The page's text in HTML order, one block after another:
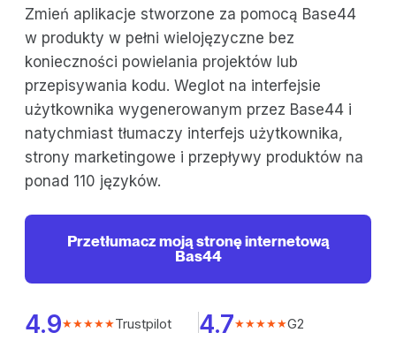
Zmień aplikacje stworzone za pomocą Base44
w produkty w pełni wielojęzyczne bez
konieczności powielania projektów lub
przepisywania kodu. Weglot na interfejsie
użytkownika wygenerowanym przez Base44 i
natychmiast tłumaczy interfejs użytkownika,
strony marketingowe i przepływy produktów na
ponad 110 języków.
Przetłumacz moją stronę internetową
Bas44
4.9★★★★★Trustpilot 4.7★★★★★G2